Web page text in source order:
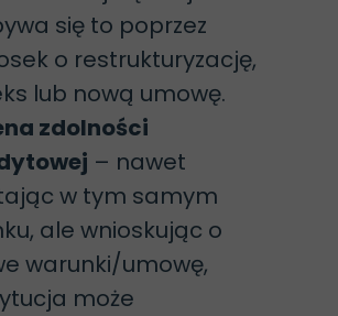
się to poprzez
o restrukturyzację,
lub nową umowę.
zdolności
– nawet
w tym samym
ale wnioskując o
warunki/umowę,
może